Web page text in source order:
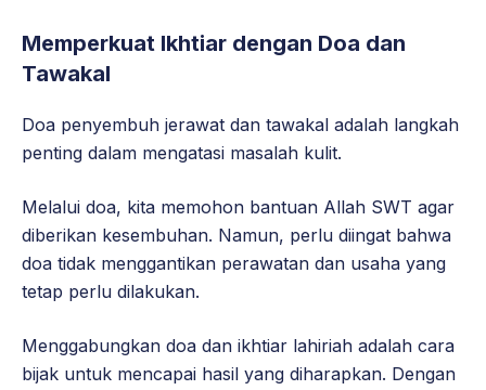
Memperkuat Ikhtiar dengan Doa dan
Tawakal
Doa penyembuh jerawat dan tawakal adalah langkah
penting dalam mengatasi masalah kulit.
Melalui doa, kita memohon bantuan Allah SWT agar
diberikan kesembuhan. Namun, perlu diingat bahwa
doa tidak menggantikan perawatan dan usaha yang
tetap perlu dilakukan.
Menggabungkan doa dan ikhtiar lahiriah adalah cara
bijak untuk mencapai hasil yang diharapkan. Dengan